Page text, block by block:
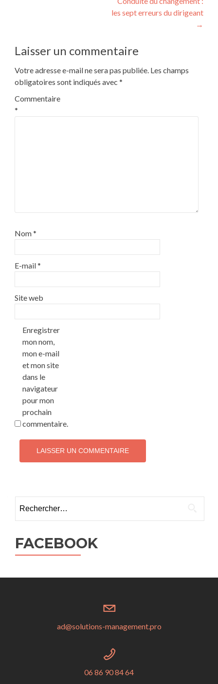
les sept erreurs du dirigeant
→
Laisser un commentaire
Votre adresse e-mail ne sera pas publiée. Les champs
obligatoires sont indiqués avec *
Commentaire
*
Nom*
E-mail*
Site web
Enregistrer
mon nom,
mon e-mail
et mon site
dans le
navigateur
pour mon
prochain
commentaire.
FACEBOOK
ad@solutions-management.pro
06 86 90 84 64